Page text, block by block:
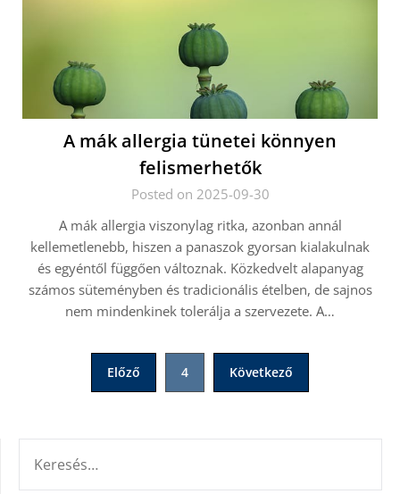
A mák allergia tünetei könnyen
felismerhetők
Posted on 2025-09-30
A mák allergia viszonylag ritka, azonban annál
kellemetlenebb, hiszen a panaszok gyorsan kialakulnak
és egyéntől függően változnak. Közkedvelt alapanyag
számos süteményben és tradicionális ételben, de sajnos
nem mindenkinek tolerálja a szervezete. A…
BejegyzésekElőző 4 Következő